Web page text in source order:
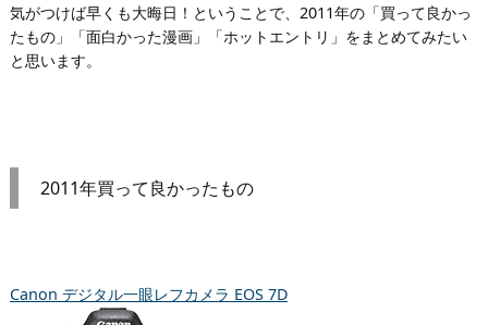
気がつけば早くも大晦日！ということで、2011年の「買って良かっ
たもの」「面白かった漫画」「ホットエントリ」をまとめてみたい
と思います。
2011年買って良かったもの
Canon デジタル一眼レフカメラ EOS 7D